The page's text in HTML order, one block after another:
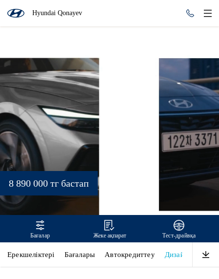
Hyundai Qonayev
ELANTRA
8 890 000 тг бастап
Бағалар Жеке ақпарат Тест-драйвқа
Ерекшеліктері Бағалары Автокредиттеу Дизайны